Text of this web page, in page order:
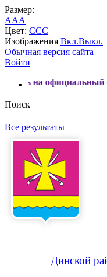
Размер:
AAA
Цвет: CCC
Изображения Вкл.Выкл.
Обычная версия сайта
Войти
сайт
Поиск
Все результаты
Динской